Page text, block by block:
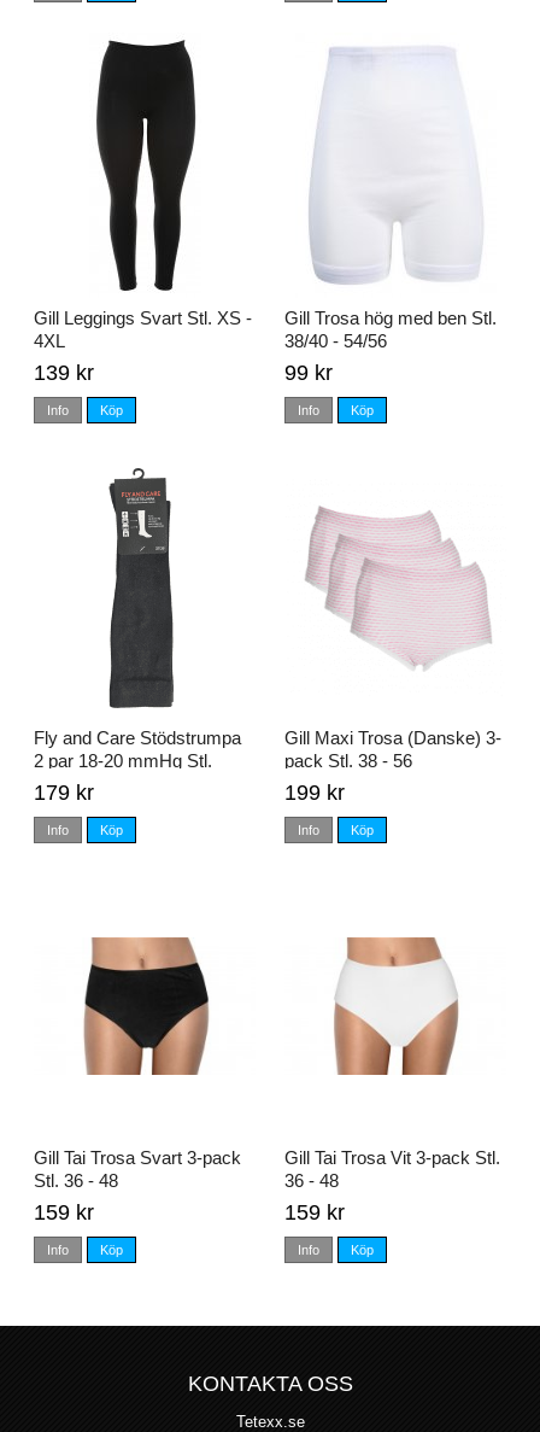
Gill Leggings Svart Stl. XS -
4XL
139 kr
Info Köp
Gill Trosa hög med ben Stl.
38/40 - 54/56
99 kr
Info Köp
Fly and Care Stödstrumpa
2 par 18-20 mmHg Stl.
34/36 - 40/42
179 kr
Info Köp
Gill Maxi Trosa (Danske) 3-
pack Stl. 38 - 56
199 kr
Info Köp
Gill Tai Trosa Svart 3-pack
Stl. 36 - 48
159 kr
Info Köp
Gill Tai Trosa Vit 3-pack Stl.
36 - 48
159 kr
Info Köp
KONTAKTA OSS
Tetexx.se